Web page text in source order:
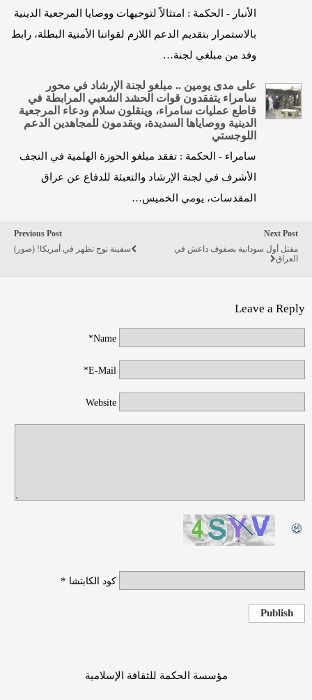
الأنبار - الحكمة : امتثالاً لتوجيهات ووصايا المرجعية الدينية
بالاستمرار بتقديم الدعم اللازم لقواتنا الأمنية البطلة، رابط
وفد من مبلغي لجنة…
على مدى يومين .. مبلغو لجنة الإرشاد في محور
سامراء يتفقدون قوات الحشد الشعبي المرابطة في
قاطع عمليات سامراء، وينقلون سلام ودعاء المرجعية
الدينية ووصاياها السديدة، ويقدمون للمجاهدين الدعم
اللوجستي
سامراء - الحكمة : تفقد مبلغو الحوزة الهلمية في النجف
الأشرف في لجنة الإرشاد والتعبئة للدفاع عن عراق
المقدسات، يومي الخميس…
Previous Post
سفينة نوح تظهر في أمريكا! (صور)
Next Post
مقتل أول سودانية بصفوف داعش في
العراق
Leave a Reply
Name*
E-Mail*
Website
كود الكابتشا *
Publish
مؤسسة الحكمة للثقافة الإسلامية